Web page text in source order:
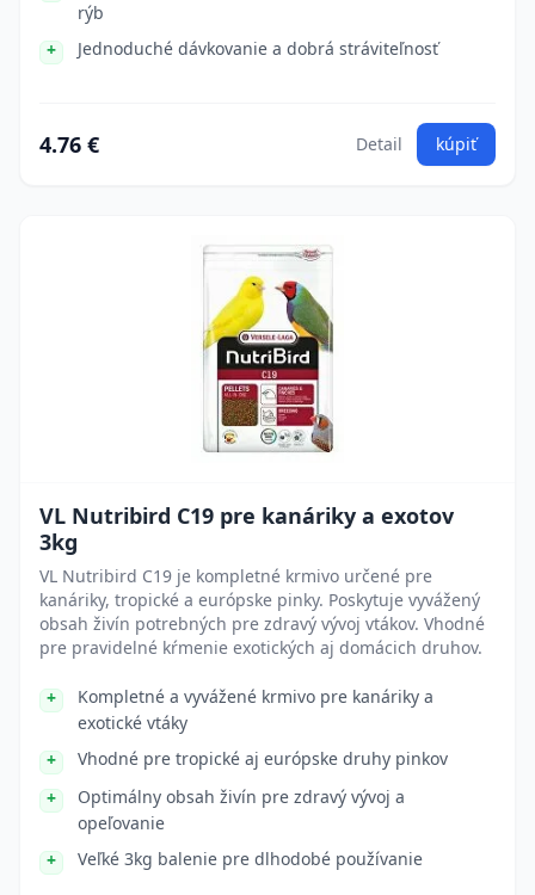
rýb
Jednoduché dávkovanie a dobrá stráviteľnosť
4.76 € Detail kúpiť
VL Nutribird C19 pre kanáriky a exotov
3kg
VL Nutribird C19 je kompletné krmivo určené pre
kanáriky, tropické a európske pinky. Poskytuje vyvážený
obsah živín potrebných pre zdravý vývoj vtákov. Vhodné
pre pravidelné kŕmenie exotických aj domácich druhov.
Kompletné a vyvážené krmivo pre kanáriky a
exotické vtáky
Vhodné pre tropické aj európske druhy pinkov
Optimálny obsah živín pre zdravý vývoj a
opeľovanie
Veľké 3kg balenie pre dlhodobé používanie